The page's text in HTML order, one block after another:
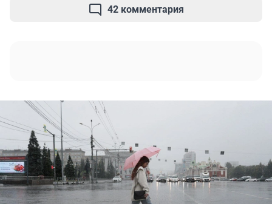
42 комментария